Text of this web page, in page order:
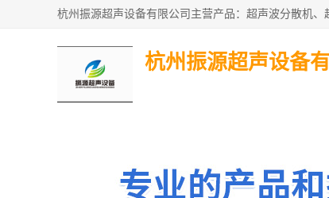
杭州振源超声设备